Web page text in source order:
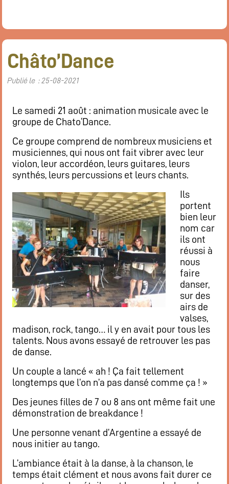
Châto’Dance
Publié le : 25-08-2021
Le samedi 21 août : animation musicale avec le
groupe de Chato‘Dance.
Ce groupe comprend de nombreux musiciens et
musiciennes, qui nous ont fait vibrer avec leur
violon, leur accordéon, leurs guitares, leurs
synthés, leurs percussions et leurs chants.
Ils
portent
bien leur
nom car
ils ont
réussi à
nous
faire
danser,
sur des
airs de
valses,
madison, rock, tango… il y en avait pour tous les
talents. Nous avons essayé de retrouver les pas
de danse.
Un couple a lancé « ah ! Ça fait tellement
longtemps que l’on n’a pas dansé comme ça ! »
Des jeunes filles de 7 ou 8 ans ont même fait une
démonstration de breakdance !
Une personne venant d’Argentine a essayé de
nous initier au tango.
L’ambiance était à la danse, à la chanson, le
temps était clément et nous avons fait durer ce